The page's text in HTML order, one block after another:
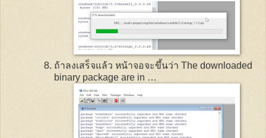
ถ้าลงเสร็จแล้ว หน้าจอจะขึ้นว่า The downloaded
binary package are in …